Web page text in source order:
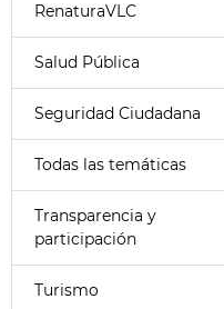
RenaturaVLC
Salud Pública
Seguridad Ciudadana
Todas las temáticas
Transparencia y
participación
Turismo